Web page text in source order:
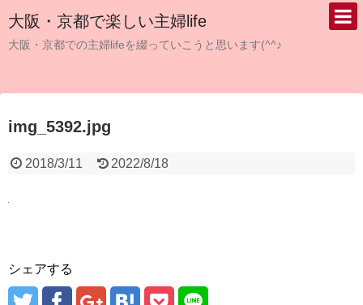
大阪・京都で楽しい主婦life
大阪・京都での主婦lifeを綴っていこうと思います(^^♪
img_5392.jpg
2018/3/11 2022/8/18
シェアする